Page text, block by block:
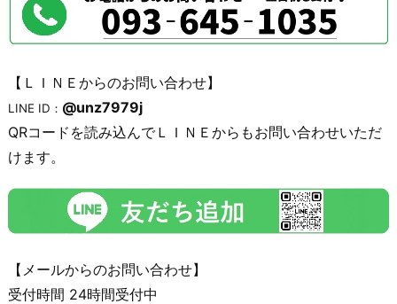
【ＬＩＮＥからのお問い合わせ】
LINE ID： @unz7979j
QRコードを読み込んでＬＩＮＥからもお問い合わせいただ
けます。
【メールからのお問い合わせ】
受付時間 24時間受付中